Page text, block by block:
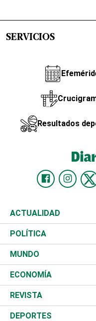
SERVICIOS
Resultados
ACTUALIDAD
Nacional
Ciudad
Educación
Salud
Justicia
POLÍTICA
Partidos
JCE
TSE
Congreso Nacional
MUNDO
Estados Unidos
América Latina
Haití
ECONOMÍA
Finanzas
Turismo
REVISTA
Música
DEPORTES